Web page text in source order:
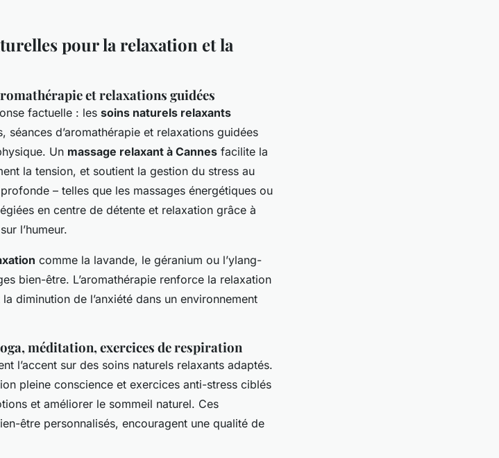
pour la relaxation et la
et relaxations guidées
factuelle : les soins naturels relaxants
séances d’aromathérapie et relaxations guidées
Un massage relaxant à Cannes facilite la
la tension, et soutient la gestion du stress au
– telles que les massages énergétiques ou
en centre de détente et relaxation grâce à
l’humeur.
comme la lavande, le géranium ou l’ylang-
bien-être. L’aromathérapie renforce la relaxation
diminution de l’anxiété dans un environnement
méditation, exercices de respiration
l’accent sur des soins naturels relaxants adaptés.
pleine conscience et exercices anti-stress ciblés
et améliorer le sommeil naturel. Ces
être personnalisés, encouragent une qualité de